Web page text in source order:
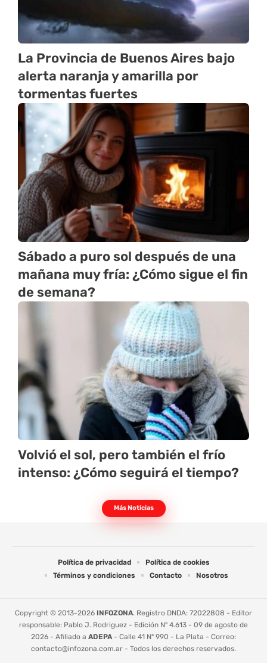
La Provincia de Buenos Aires bajo
alerta naranja y amarilla por
tormentas fuertes
Sábado a puro sol después de una
mañana muy fría: ¿Cómo sigue el fin
de semana?
Volvió el sol, pero también el frío
intenso: ¿Cómo seguirá el tiempo?
Más Noticias
Política de privacidad
Política de cookies
Términos y condiciones
Contacto Nosotros
Copyright © 2013-2026 INFOZONA. Registro DNDA: 72022808 - Editor
responsable: Pablo J. Rodriguez - Edición Nº 4.613 - 09 de agosto de
2026 - Afiliado a ADEPA- Calle 41 Nº 990 - La Plata - Correo:
contacto@infozona.com.ar - Todos los derechos reservados.